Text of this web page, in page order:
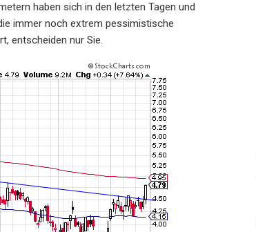
haben sich in den letzten Tagen und
immer noch extrem pessimistische
entscheiden nur Sie.